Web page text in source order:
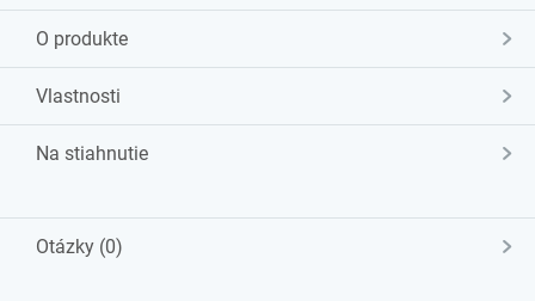
O produkte
Vlastnosti
Na stiahnutie
Otázky (0)